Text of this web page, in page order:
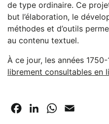
de type ordinaire. Ce
but l’élaboration, le
méthodes et d’outils
au contenu textuel.
À ce jour, les années
librement consultables en
FacebookLinkedInWhatsApp